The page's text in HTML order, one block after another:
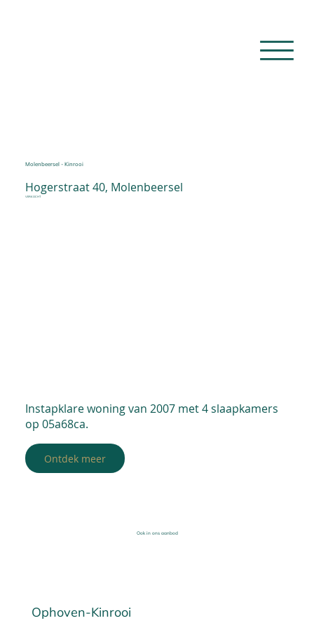
Molenbeersel - Kinrooi
Hogerstraat 40, Molenbeersel
VERKOCHT
Instapklare woning van 2007 met 4 slaapkamers
op 05a68ca.
Ontdek meer
Ook in ons aanbod
Ophoven-Kinrooi